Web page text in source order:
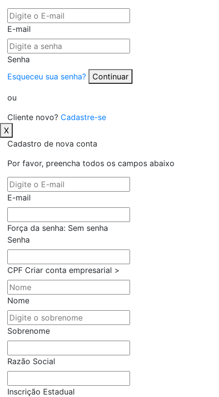
E-mail
Senha
Esqueceu sua senha?
Continuar
ou
Cliente novo? Cadastre-se
X
Cadastro de nova conta
Por favor, preencha todos os campos abaixo
E-mail
Força da senha: Sem senha
Senha
CPF Criar conta empresarial >
Nome
Sobrenome
Razão Social
Inscrição Estadual